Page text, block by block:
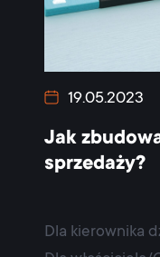
19.05.2023
Jak
sprzedaży?
Dla kierownika